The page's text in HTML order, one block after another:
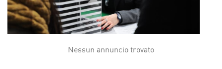
Nessun annuncio trovato